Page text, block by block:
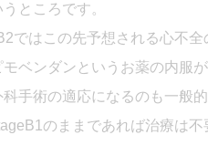
ところです。
ではこの先予想される心不
ベンダンというお薬の内服
科手術の適応になるのも一般
のままであれば治療は